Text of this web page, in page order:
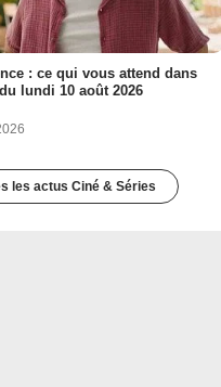
: ce qui vous attend dans
lundi 10 août 2026
les actus Ciné & Séries